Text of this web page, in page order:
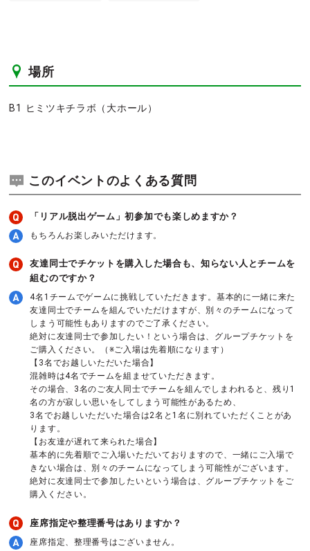
場所
B1 ヒミツキチラボ（大ホール）
このイベントのよくある質問
「リアル脱出ゲーム」初参加でも楽しめますか？
もちろんお楽しみいただけます。
友達同士でチケットを購入した場合も、知らない人とチームを
組むのですか？
4名1チームでゲームに挑戦していただきます。基本的に一緒に来た
友達同士でチームを組んでいただけますが、別々のチームになって
しまう可能性もありますのでご了承ください。
絶対に友達同士で参加したい！という場合は、グループチケットを
ご購入ください。（※ご入場は先着順になります）
【3名でお越しいただいた場合】
混雑時は4名でチームを組ませていただきます。
その場合、3名のご友人同士でチームを組んでしまわれると、残り1
名の方が寂しい思いをしてしまう可能性があるため、
3名でお越しいただいた場合は2名と1名に別れていただくことがあ
ります。
【お友達が遅れて来られた場合】
基本的に先着順でご入場いただいておりますので、一緒にご入場で
きない場合は、別々のチームになってしまう可能性がございます。
絶対に友達同士で参加したいという場合は、グループチケットをご
購入ください。
座席指定や整理番号はありますか？
座席指定、整理番号はございません。